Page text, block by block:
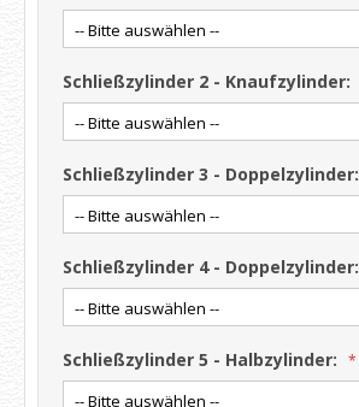
Schließzylinder 2 - Knaufzylinder:
Schließzylinder 3 - Doppelzylinder:
Schließzylinder 4 - Doppelzylinder:
Schließzylinder 5 - Halbzylinder: